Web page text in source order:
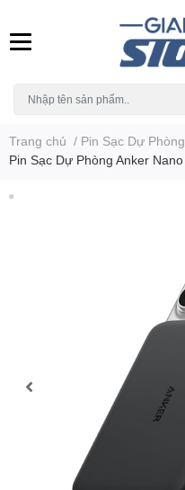
Trang chủ / Pin Sạc Dự Phòng
Pin Sạc Dự Phòng Anker